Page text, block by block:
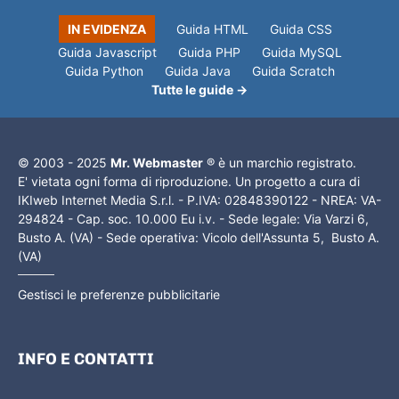
IN EVIDENZA Guida HTML
Guida CSS
Guida Javascript
Guida PHP
Guida MySQL
Guida Python
Guida Java
Guida Scratch
Tutte le guide →
© 2003 - 2025 Mr. Webmaster ® è un marchio registrato.
E' vietata ogni forma di riproduzione. Un progetto a cura di
IKIweb Internet Media S.r.l. - P.IVA: 02848390122 - NREA: VA-
294824 - Cap. soc. 10.000 Eu i.v. - Sede legale: Via Varzi 6,
Busto A. (VA) - Sede operativa: Vicolo dell'Assunta 5, Busto A.
(VA)
Gestisci le preferenze pubblicitarie
INFO E CONTATTI